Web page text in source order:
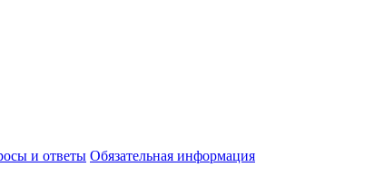
и ответы Обязательная информация